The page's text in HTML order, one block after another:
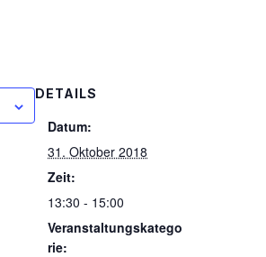
DETAILS
Datum:
31. Oktober 2018
Zeit:
13:30 - 15:00
Veranstaltungskatego
rie: